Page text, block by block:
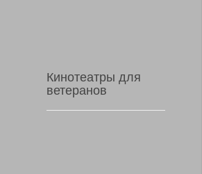
Кинотеатры для
ветеранов